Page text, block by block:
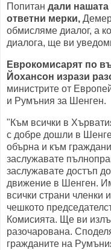
Попитан дали
ответни мерки,
обмисляме диалог, а
диалога, ще ви
Еврокомисарят по
Йохансон изрази
министрите от
и Румъния за Шенген.
"Към всички в
с добре дошли в
обърна и към
заслужавате
заслужавате достъп
движение в Шенген.
всички страни членки
чешкото
Комисията. Ще ви
разочарована.
гражданите на